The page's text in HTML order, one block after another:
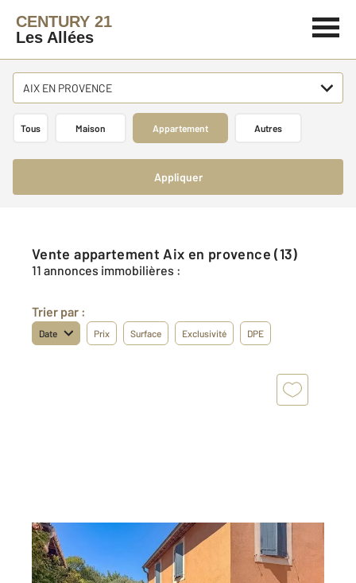
CENTURY 21
Les Allées
AIX EN PROVENCE
Tous Maison Appartement Autres
Appliquer
Vente appartement Aix en provence (13)
11 annonces immobilières :
Trier par :
Date Prix Surface Exclusivité DPE
AIX EN PROVENCE 13
59,50 m
, 3 pièces
Ref : 318